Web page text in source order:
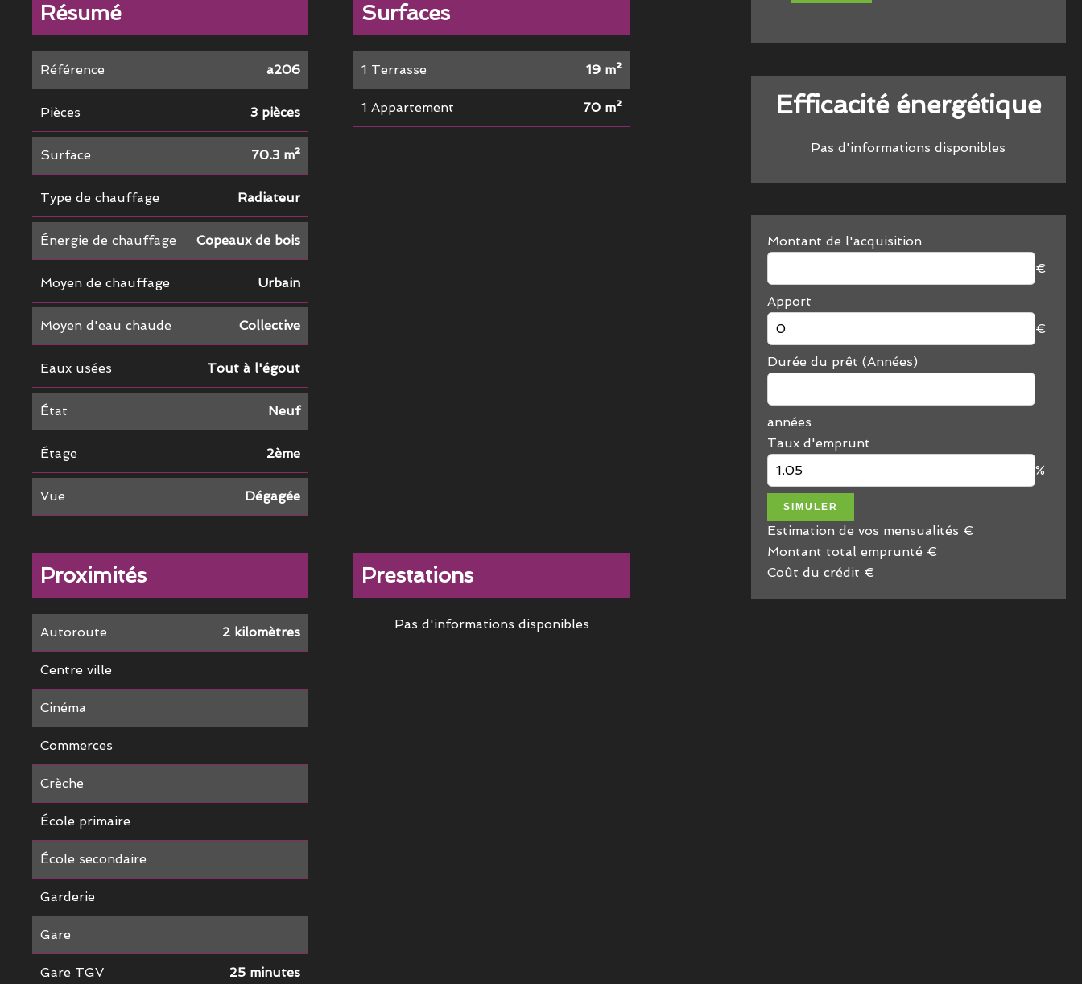
Résumé
Référence a206
Pièces 3 pièces
Surface 70.3 m²
Type de chauffage Radiateur
Énergie de chauffage Copeaux de bois
Moyen de chauffage Urbain
Moyen d'eau chaude Collective
Eaux usées Tout à l'égout
État Neuf
Étage 2ème
Vue Dégagée
Surfaces
1 Terrasse 19 m²
1 Appartement 70 m²
Proximités
Autoroute 2 kilomètres
Centre ville
Cinéma
Commerces
Crèche
École primaire
École secondaire
Garderie
Gare
Gare TGV 25 minutes
Prestations
Pas d'informations disponibles
Efficacité énergétique
Pas d'informations disponibles
Montant de l'acquisition
€
Apport
€
Durée du prêt (Années)
années
Taux d'emprunt
%
SIMULER
Estimation de vos mensualités €
Montant total emprunté €
Coût du crédit €